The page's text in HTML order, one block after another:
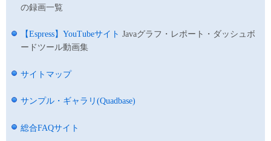
の録画一覧
【Espress】YouTubeサイト Javaグラフ・レポート・ダッシュボ
ードツール動画集
サイトマップ
サンプル・ギャラリ(Quadbase)
総合FAQサイト